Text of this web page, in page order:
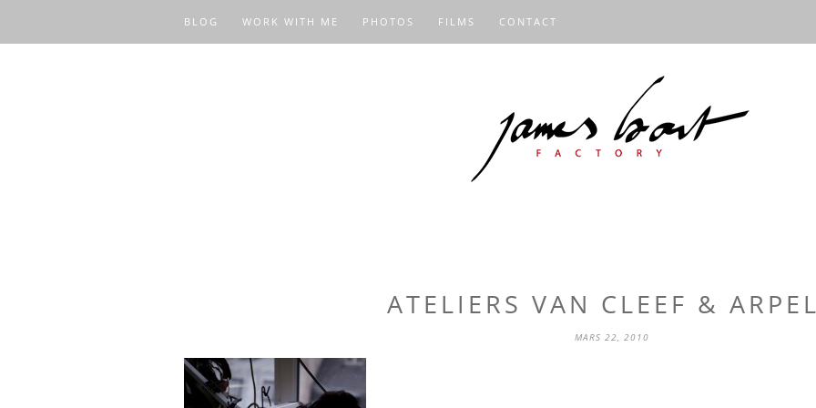
BLOG WORK WITH ME PHOTOS FILMS CONTACT
ATELIERS VAN CLEEF &
MARS 22, 2010